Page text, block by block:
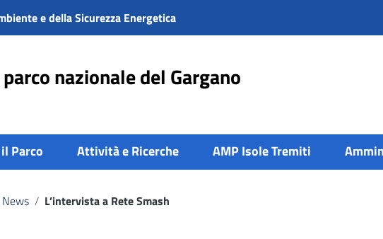
e della Sicurezza Energetica
nazionale del Gargano
Parco Attività e Ricerche AMP Isole Tremiti
News / L’intervista a Rete Smash